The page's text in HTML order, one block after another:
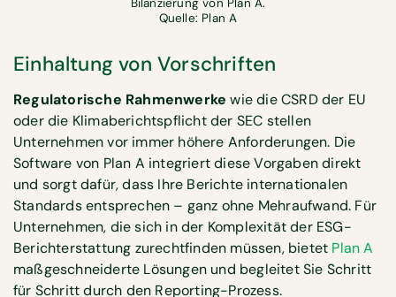
Quelle: Plan A
Einhaltung von Vorschriften
‍Regulatorische Rahmenwerke wie die CSRD der EU
oder die Klimaberichtspflicht der SEC stellen
Unternehmen vor immer höhere Anforderungen. Die
Software von Plan A integriert diese Vorgaben direkt
und sorgt dafür, dass Ihre Berichte internationalen
Standards entsprechen – ganz ohne Mehraufwand. Für
Unternehmen, die sich in der Komplexität der ESG-
Berichterstattung zurechtfinden müssen, bietet Plan A
maßgeschneiderte Lösungen und begleitet Sie Schritt
für Schritt durch den Reporting-Prozess.